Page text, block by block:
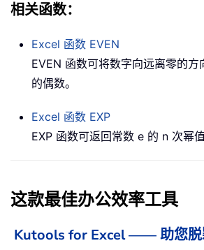
相关函数：
Excel 函数 EVEN
EVEN 函数可将数字向远离零的方
的偶数。
Excel 函数 EXP
EXP 函数可返回常数 e 的 n 次幂值
这款最佳办公效率工具
Kutools for Excel —— 助您脱